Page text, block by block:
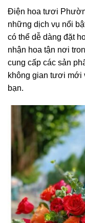
Điện hoa tươi
những dịch vụ nổi
có thể dễ dàng đặt
nhận hoa tận nơi
cung cấp các sản
không gian tươi mới
bạn.